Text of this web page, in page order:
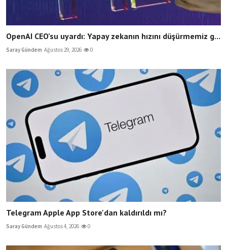
OpenAI CEO’su uyardı: Yapay zekanın hızını düşürmemiz g...
Saray Gündem Ağustos 29, 2026 0
Telegram Apple App Store'dan kaldırıldı mı?
Saray Gündem Ağustos 4, 2026 0